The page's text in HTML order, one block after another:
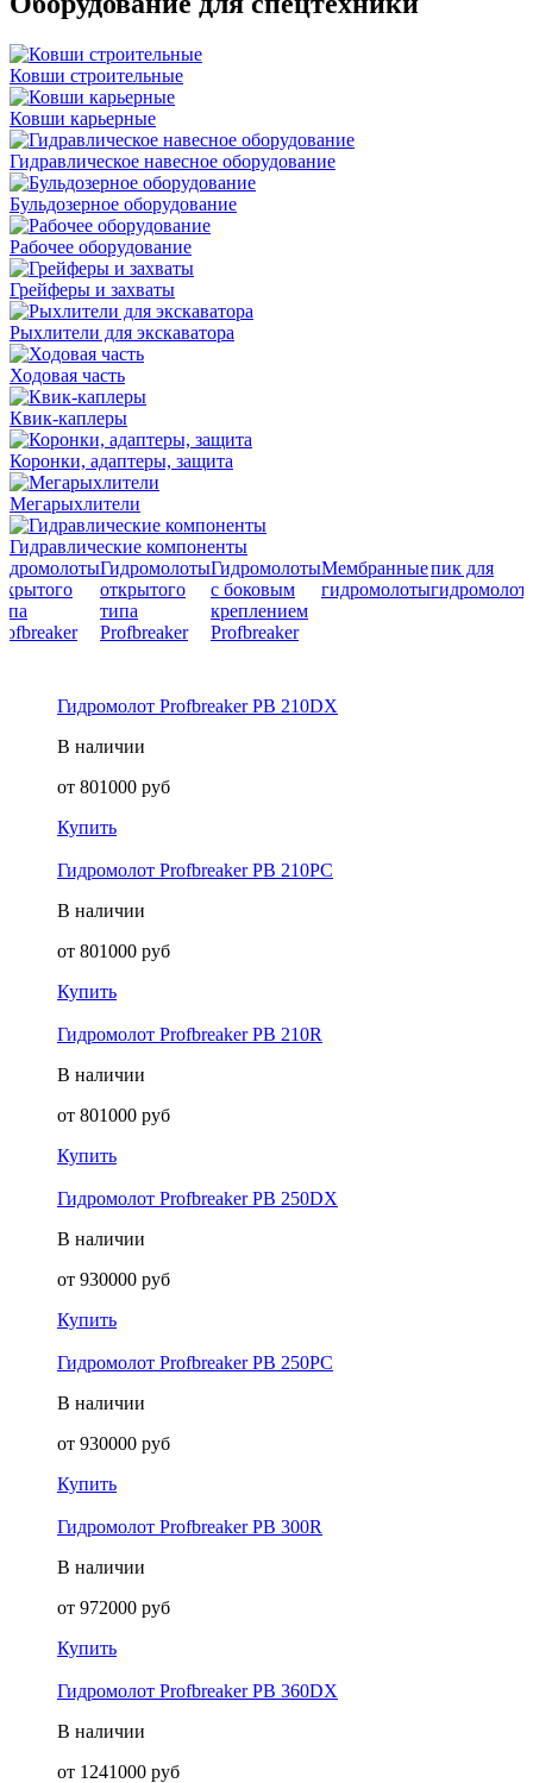
Ковши строительные
Ковши карьерные
Гидравлическое навесное оборудование
Бульдозерное оборудование
Рабочее оборудование
Грейферы и захваты
Рыхлители для экскаватора
Ходовая часть
Квик-каплеры
Коронки, адаптеры, защита
Мегарыхлители
Гидравлические компоненты
Гидромолоты
открытого
типа
Profbreaker
Гидромолоты
с боковым
креплением
Profbreaker
Мембранные
гидромолоты
пик для
Гидромолот Profbreaker PB 210DX
В наличии
от 801000 руб
Купить
Гидромолот Profbreaker PB 210PC
В наличии
от 801000 руб
Купить
Гидромолот Profbreaker PB 210R
В наличии
от 801000 руб
Купить
Гидромолот Profbreaker PB 250DX
В наличии
от 930000 руб
Купить
Гидромолот Profbreaker PB 250PC
В наличии
от 930000 руб
Купить
Гидромолот Profbreaker PB 300R
В наличии
от 972000 руб
Купить
Гидромолот Profbreaker PB 360DX
В наличии
от 1241000 руб